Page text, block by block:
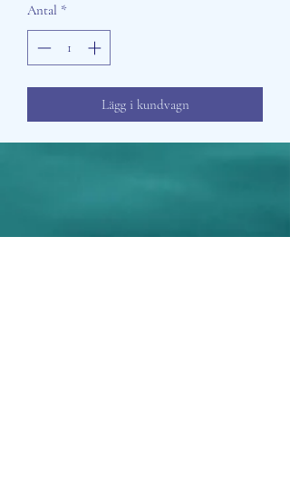
Antal *
Lägg i kundvagn